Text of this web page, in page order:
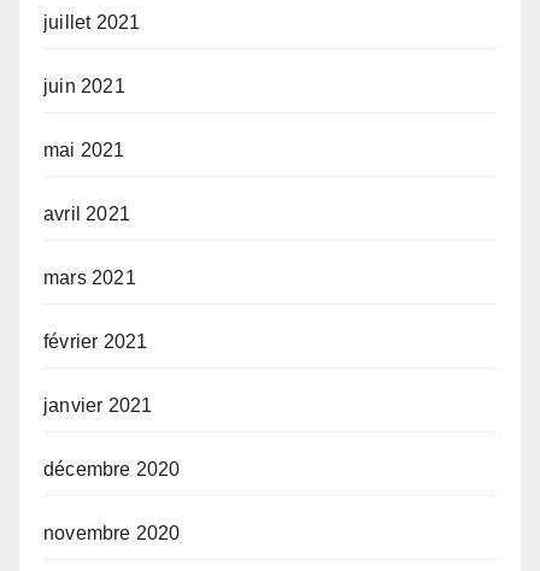
juillet 2021
juin 2021
mai 2021
avril 2021
mars 2021
février 2021
janvier 2021
décembre 2020
novembre 2020